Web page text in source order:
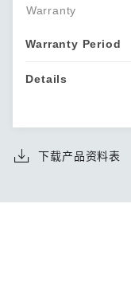
Warranty
Warranty Period
Details
下载产品资料表